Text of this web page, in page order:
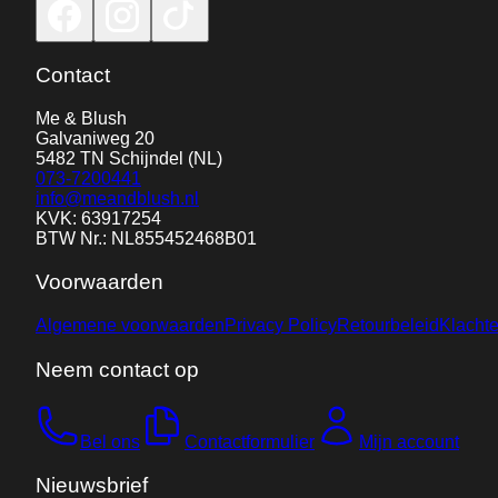
Contact
Me & Blush
Galvaniweg 20
5482 TN Schijndel (NL)
073-7200441
info@meandblush.nl
KVK: 63917254
BTW Nr.: NL855452468B01
Voorwaarden
Algemene voorwaardenPrivacy PolicyRetourbeleid
Neem contact op
Bel ons Contactformulier Mijn account
Nieuwsbrief